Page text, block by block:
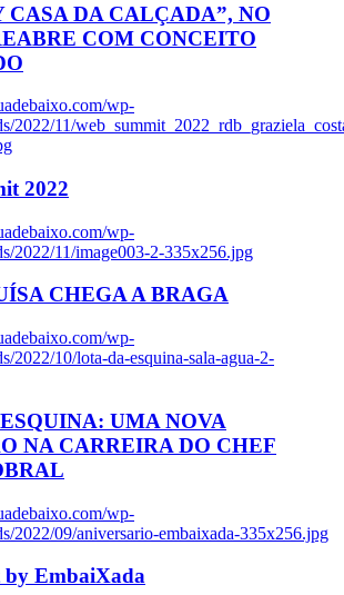
CASA DA CALÇADA”, NO
COM CONCEITO
wp-
2022/11/
2022
wp-
2022/11/image003-2-335x256.jpg
CHEGA A BRAGA
wp-
2022/10/lota-da-esquina-sala-agua-2-
UMA NOVA
NA CARREIRA DO CHEF
wp-
2022/09/aniversario-embaixada-335x256.jpg
EmbaiXada